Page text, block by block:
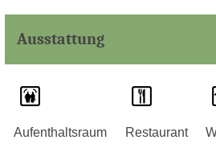
Ausstattung
Aufenthaltsraum Restaurant